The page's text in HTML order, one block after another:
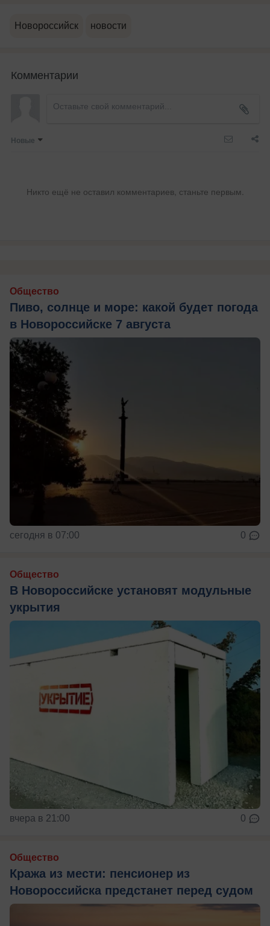
Новороссийск новости
Комментарии
Новые
Никто ещё не оставил комментариев, станьте первым.
Общество
Пиво, солнце и море: какой будет погода
в Новороссийске 7 августа
сегодня в 07:00 0
Общество
В Новороссийске установят модульные
укрытия
вчера в 21:00 0
Общество
Кража из мести: пенсионер из
Новороссийска предстанет перед судом